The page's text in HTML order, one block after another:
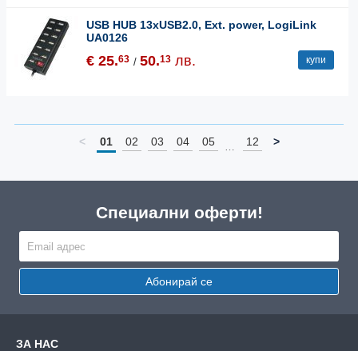
USB HUB 13xUSB2.0, Ext. power, LogiLink
UA0126
€ 25.63 / 50.13 лв. купи
< 01 02 03 04 05 … 12 >
Специални оферти!
Абонирай се
ЗА НАС